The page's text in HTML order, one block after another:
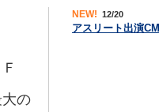
の
NEW! 12/20
アスリート出演CM